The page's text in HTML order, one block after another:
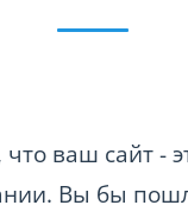
что ваш сайт -
Вы бы